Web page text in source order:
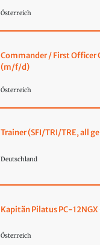
Österreich
Commander / First Officer
(m/f/d)
Österreich
Trainer (SFI/TRI/TRE, all
Deutschland
Kapitän Pilatus PC-
Österreich